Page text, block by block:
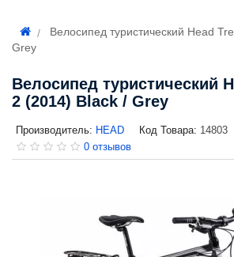
Велосипед туристический Head
Grey
Велосипед туристический
2 (2014) Black / Grey
Производитель: HEAD Код Товара: 14803
0 отзывов